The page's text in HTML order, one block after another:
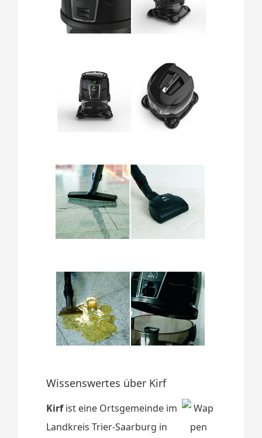
Wissenswertes über Kirf
Kirfist eine Ortsgemeinde im
Landkreis Trier-Saarburg in